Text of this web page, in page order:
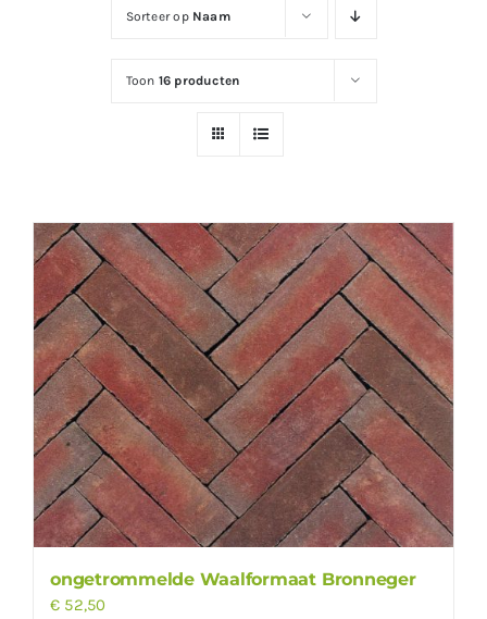
Sorteer op Naam
Toon 16 producten
ongetrommelde Waalformaat Bronneger
€ 52,50